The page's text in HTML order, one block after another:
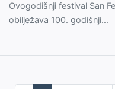
Ovogodišnji festival San
obilježava 100. godišnji...